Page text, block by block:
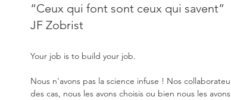
“Ceux qui font sont ceux qui savent”
JF Zobrist
Your job is to build your job.
Nous n'avons pas la science infuse ! Nos
des cas, nous les avons choisis ou bien nous les